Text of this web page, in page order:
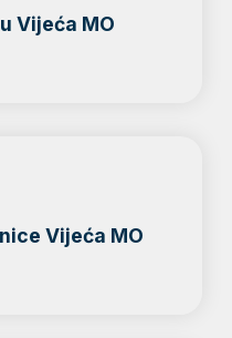
Vijeća MO
Vijeća MO